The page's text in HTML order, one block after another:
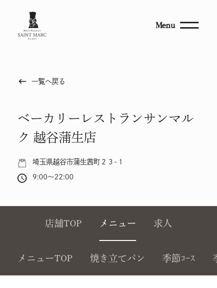
Menu
keyboard_backspace 一覧へ戻る
ベーカリーレストランサンマル
ク 越谷蒲生店
埼玉県越谷市蒲生茜町２３-１
9:00～22:00
店舗TOP メニュー 求人
メニューTOP 焼き立てパン 季節ｺｰｽ